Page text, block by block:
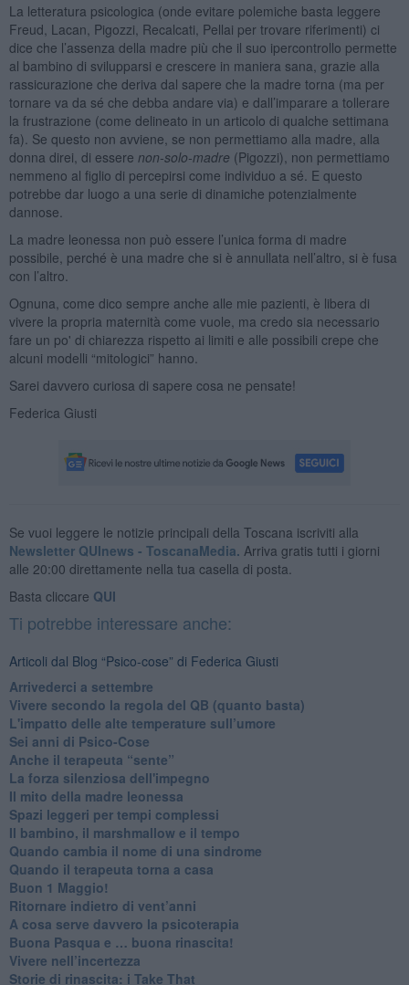
La letteratura psicologica (onde evitare polemiche basta leggere
Freud, Lacan, Pigozzi, Recalcati, Pellai per trovare riferimenti) ci
dice che l’assenza della madre più che il suo ipercontrollo permette
al bambino di svilupparsi e crescere in maniera sana, grazie alla
rassicurazione che deriva dal sapere che la madre torna (ma per
tornare va da sé che debba andare via) e dall’imparare a tollerare
la frustrazione (come delineato in un articolo di qualche settimana
fa). Se questo non avviene, se non permettiamo alla madre, alla
donna direi, di essere non-solo-madre (Pigozzi), non permettiamo
nemmeno al figlio di percepirsi come individuo a sé. E questo
potrebbe dar luogo a una serie di dinamiche potenzialmente
dannose.
La madre leonessa non può essere l’unica forma di madre
possibile, perché è una madre che si è annullata nell’altro, si è fusa
con l’altro.
Ognuna, come dico sempre anche alle mie pazienti, è libera di
vivere la propria maternità come vuole, ma credo sia necessario
fare un po' di chiarezza rispetto ai limiti e alle possibili crepe che
alcuni modelli “mitologici” hanno.
Sarei davvero curiosa di sapere cosa ne pensate!
Federica Giusti
Se vuoi leggere le notizie principali della Toscana iscriviti alla
Newsletter QUInews - ToscanaMedia. Arriva gratis tutti i giorni
alle 20:00 direttamente nella tua casella di posta.
Basta cliccare QUI
Ti potrebbe interessare anche:
Articoli dal Blog “Psico-cose” di Federica Giusti
​Arrivederci a settembre
​Vivere secondo la regola del QB (quanto basta)
​L'impatto delle alte temperature sull’umore
Sei anni di Psico-Cose
​Anche il terapeuta “sente”
​La forza silenziosa dell'impegno
​Il mito della madre leonessa
Spazi leggeri per tempi complessi
Il bambino, il marshmallow e il tempo
​Quando cambia il nome di una sindrome
​Quando il terapeuta torna a casa
​Buon 1 Maggio!
Ritornare indietro di vent’anni
​A cosa serve davvero la psicoterapia
​Buona Pasqua e … buona rinascita!
​Vivere nell’incertezza
​Storie di rinascita: i Take That